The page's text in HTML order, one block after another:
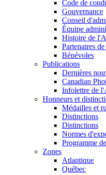
Code de
Gouvernance
Conseil
Équipe
Histoire de
Partenaires
Bénévoles
Publications
Dernières
Canadian
Infolettre de
Honneurs et
Médailles et
Distinctions
Distinctions
Normes
Programme
Zones
Atlantique
Québec